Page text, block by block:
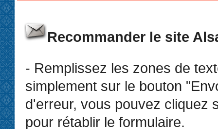
Recommander le site
- Remplissez les zones de
simplement sur le bouton
d'erreur, vous pouvez cliquez
pour rétablir le formulaire.